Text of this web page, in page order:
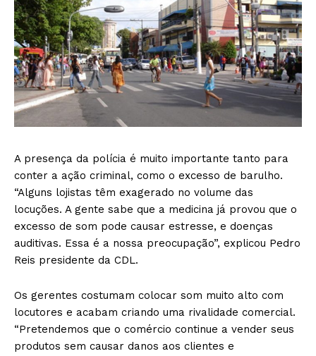
A presença da polícia é muito importante tanto para
conter a ação criminal, como o excesso de barulho.
“Alguns lojistas têm exagerado no volume das
locuções. A gente sabe que a medicina já provou que o
excesso de som pode causar estresse, e doenças
auditivas. Essa é a nossa preocupação”, explicou Pedro
Reis presidente da CDL.
Os gerentes costumam colocar som muito alto com
locutores e acabam criando uma rivalidade comercial.
“Pretendemos que o comércio continue a vender seus
produtos sem causar danos aos clientes e